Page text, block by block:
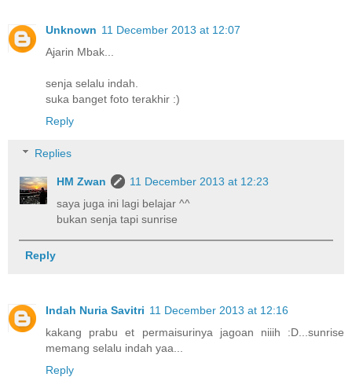
Unknown 11 December 2013 at 12:07
Ajarin Mbak...
senja selalu indah.
suka banget foto terakhir :)
Reply
Replies
HM Zwan
11 December 2013 at 12:23
saya juga ini lagi belajar ^^
bukan senja tapi sunrise
Reply
Indah Nuria Savitri 11 December 2013 at 12:16
kakang prabu et permaisurinya jagoan niiih :D...sunrise
memang selalu indah yaa...
Reply